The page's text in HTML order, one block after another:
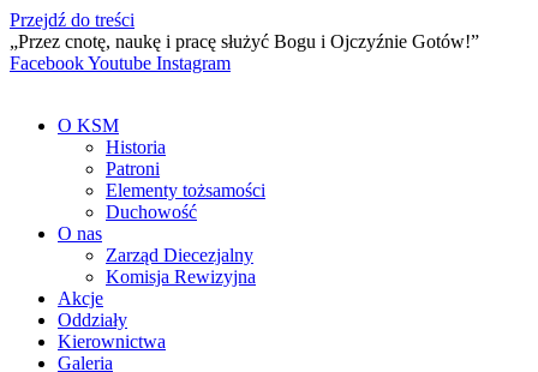
Przejdź do treści
„Przez cnotę, naukę i pracę służyć Bogu i Ojczyźnie Gotów!”
FacebookYoutube Instagram
O KSM
Historia
Patroni
Elementy tożsamości
Duchowość
O nas
Zarząd Diecezjalny
Komisja Rewizyjna
Akcje
Oddziały
Kierownictwa
Galeria